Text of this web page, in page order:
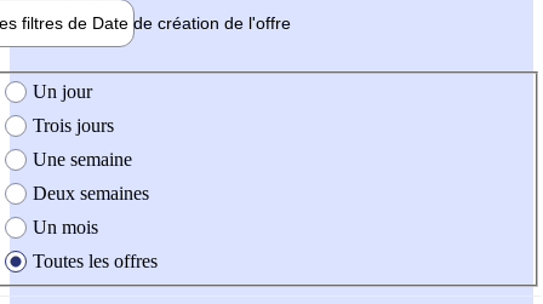
filtres de Date de création de l'offre
création de l'offre
Un jour
Trois jours
Une semaine
Deux semaines
Un mois
Toutes les offres